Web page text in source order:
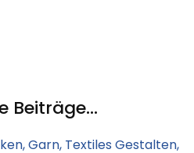
Beiträge...